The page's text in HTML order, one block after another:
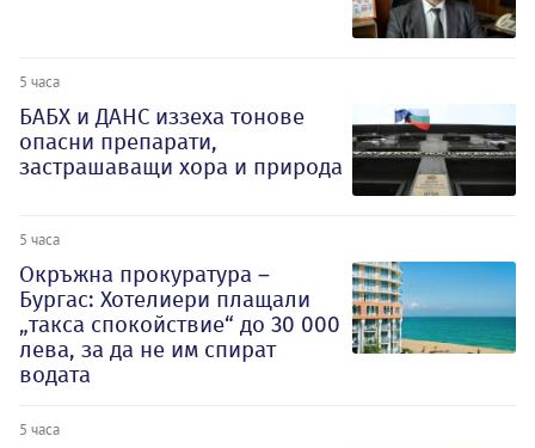
5 часа
БАБХ и ДАНС иззеха тонове
опасни препарати,
застрашаващи хора и природа
5 часа
Окръжна прокуратура –
Бургас: Хотелиери плащали
„такса спокойствие“ до 30 000
лева, за да не им спират
водата
5 часа